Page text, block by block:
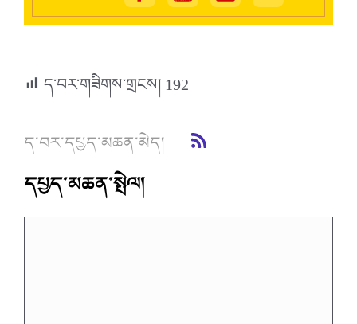
ད་བར་གཟིགས་གྲངས།192
ད་བར་དཔྱད་མཆན་མེད།
དཔྱད་མཆན་སྤེལ།